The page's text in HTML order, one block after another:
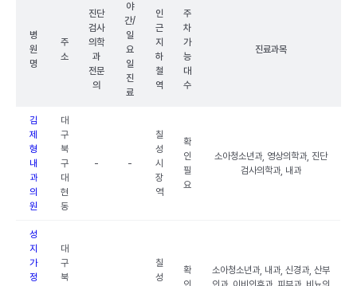
병
원
명
주
소
진단
검사
의학
과
전문
의
야
간/
일
요
일
진
료
인
근
지
하
철
역
주
차
가
능
대
수
진료과목
김
제
형
내
과
의
원
대
구
북
구
대
현
동
- -
칠
성
시
장
역
확
인
필
요
소아청소년과, 영상의학과, 진단
검사의학과, 내과
성
지
가
정
대
구
북
칠
성
확
소아청소년과, 내과, 신경과, 산부